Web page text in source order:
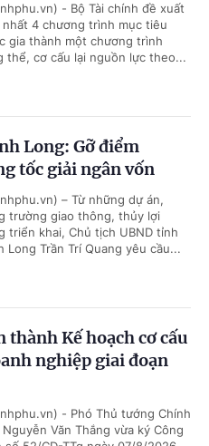
- Bộ Tài chính đề xuất
nhất 4 chương trình mục tiêu
gia thành một chương trình
thể, cơ cấu lại nguồn lực theo...
Long: Gỡ điểm
tốc giải ngân vốn
– Từ những dự án,
trường giao thông, thủy lợi
triển khai, Chủ tịch UBND tỉnh
Long Trần Trí Quang yêu cầu...
Kế hoạch cơ cấu
nghiệp giai đoạn
- Phó Thủ tướng Chính
Văn Thắng vừa ký Công